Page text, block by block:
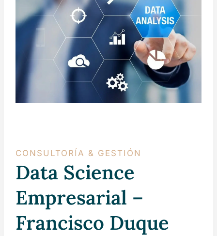
CONSULTORÍA & GESTIÓN
Data Science
Empresarial –
Francisco Duque